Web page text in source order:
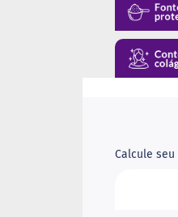
Calcule